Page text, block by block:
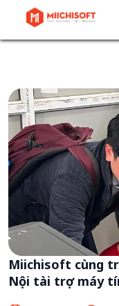
Miichisoft cùng
Nội tài trợ máy